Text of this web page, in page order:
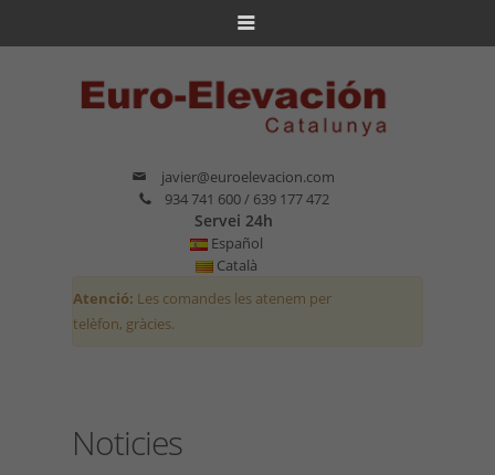
javier@euroelevacion.com
934 741 600 / 639 177 472
Servei 24h
Español
Català
Atenció: Les comandes les atenem per
telèfon, gràcies.
Noticies